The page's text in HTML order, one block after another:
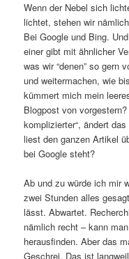
Wenn der Nebel sich
lichtet, stehen wir
Bei Google und Bing.
einer gibt mit ähnlicher
was wir “denen” so gern
und weitermachen, wie
kümmert mich mein
Blogpost von
komplizierter“, ändert
liest den ganzen Artikel
bei Google steht?
Ab und zu würde ich mir
zwei Stunden alles
lässt. Abwartet.
nämlich recht – kann
herausfinden. Aber das
Geschrei. Das ist